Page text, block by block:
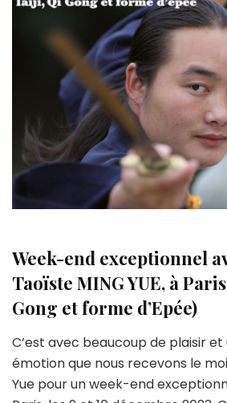
Week-end exceptionnel
Taoïste MING YUE, à
Gong et forme d’Epée)
C’est avec beaucoup de plaisir
émotion que nous recevons le
Yue pour un week-end